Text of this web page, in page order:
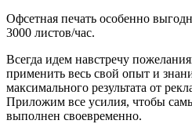
Офсетная печать особенно
3000 листов/час.
Всегда идем навстречу
применить весь свой опыт и
максимального результата от
Приложим все усилия, чтобы
выполнен своевременно.